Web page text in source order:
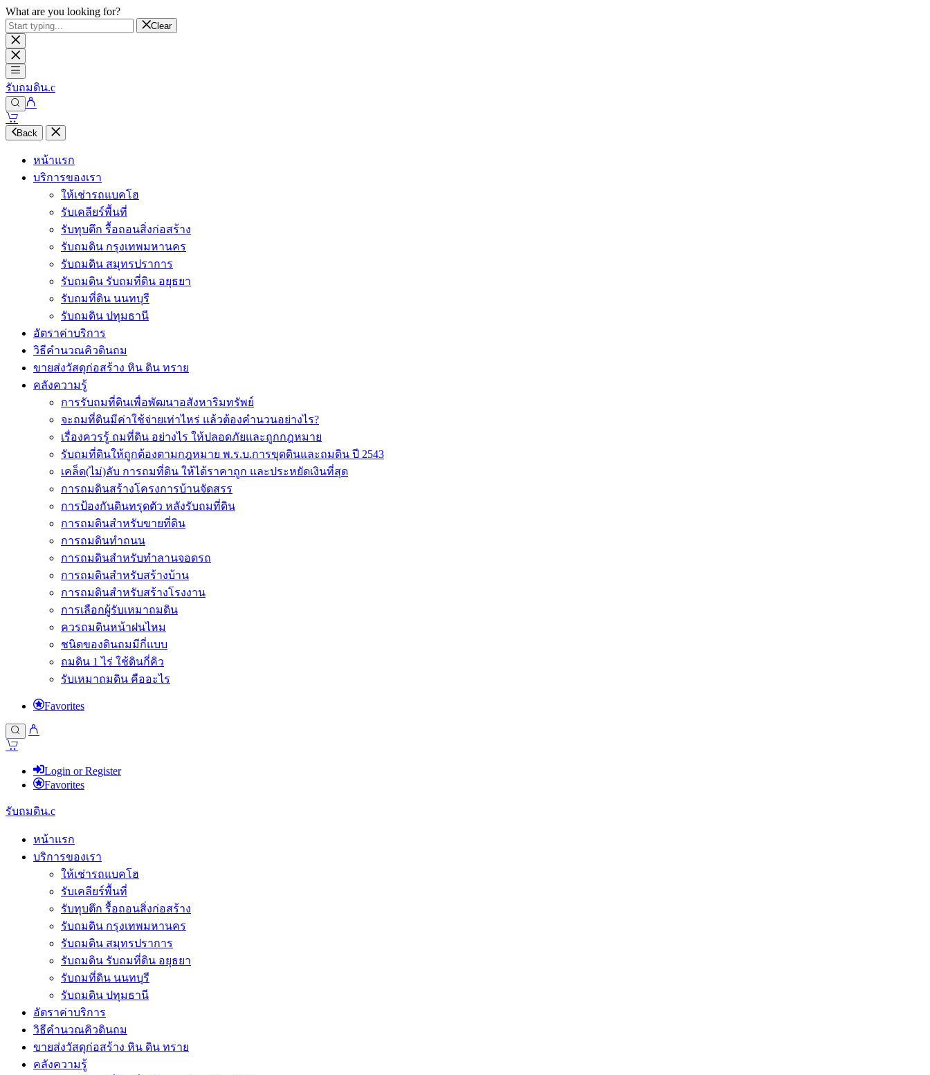
What are you looking for?
Clear
รับถมดิน.c
Back
หน้าแรก
บริการของเรา
ให้เช่ารถแบคโฮ
รับเคลียร์พื้นที่
รับทุบตึก รื้อถอนสิ่งก่อสร้าง
รับถมดิน กรุงเทพมหานคร
รับถมดิน สมุทรปราการ
รับถมดิน รับถมที่ดิน อยุธยา
รับถมที่ดิน นนทบุรี
รับถมดิน ปทุมธานี
อัตราค่าบริการ
วิธีคำนวณคิวดินถม
ขายส่งวัสดุก่อสร้าง หิน ดิน ทราย
คลังความรู้
การรับถมที่ดินเพื่อพัฒนาอสังหาริมทรัพย์
จะถมที่ดินมีค่าใช้จ่ายเท่าไหร่ แล้วต้องคำนวนอย่างไร?
เรื่องควรรู้ ถมที่ดิน อย่างไร ให้ปลอดภัยและถูกกฎหมาย
รับถมที่ดินให้ถูกต้องตามกฎหมาย พ.ร.บ.การขุดดินและถมดิน ปี 2543
เคล็ด(ไม่)ลับ การถมที่ดิน ให้ได้ราคาถูก และประหยัดเงินที่สุด
การถมดินสร้างโครงการบ้านจัดสรร
การป้องกันดินทรุดตัว หลังรับถมที่ดิน
การถมดินสำหรับขายที่ดิน
การถมดินทำถนน
การถมดินสำหรับทำลานจอดรถ
การถมดินสำหรับสร้างบ้าน
การถมดินสำหรับสร้างโรงงาน
การเลือกผู้รับเหมาถมดิน
ควรถมดินหน้าฝนไหม
ชนิดของดินถมมีกี่แบบ
ถมดิน 1 ไร่ ใช้ดินกี่คิว
รับเหมาถมดิน คืออะไร
Favorites
Login or Register
Favorites
รับถมดิน.c
หน้าแรก
บริการของเรา
ให้เช่ารถแบคโฮ
รับเคลียร์พื้นที่
รับทุบตึก รื้อถอนสิ่งก่อสร้าง
รับถมดิน กรุงเทพมหานคร
รับถมดิน สมุทรปราการ
รับถมดิน รับถมที่ดิน อยุธยา
รับถมที่ดิน นนทบุรี
รับถมดิน ปทุมธานี
อัตราค่าบริการ
วิธีคำนวณคิวดินถม
ขายส่งวัสดุก่อสร้าง หิน ดิน ทราย
คลังความรู้